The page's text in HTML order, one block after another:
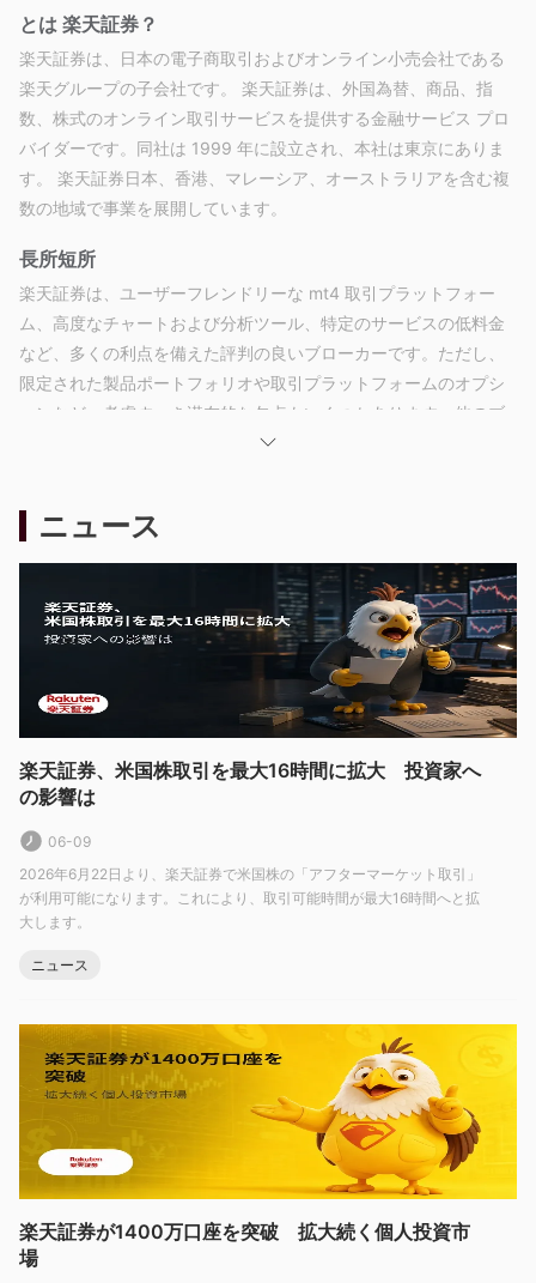
とは 楽天証券？
楽天証券は、日本の電子商取引およびオンライン小売会社である
楽天グループの子会社です。 楽天証券は、外国為替、商品、指
数、株式のオンライン取引サービスを提供する金融サービス プロ
バイダーです。同社は 1999 年に設立され、本社は東京にありま
す。 楽天証券日本、香港、マレーシア、オーストラリアを含む複
数の地域で事業を展開しています。
長所短所
楽天証券は、ユーザーフレンドリーな mt4 取引プラットフォー
ム、高度なチャートおよび分析ツール、特定のサービスの低料金
など、多くの利点を備えた評判の良いブローカーです。ただし、
限定された製品ポートフォリオや取引プラットフォームのオプシ
ョンなど、考慮すべき潜在的な欠点もいくつかあります。他のブ
ローカーと同様に、サービスを使用するかどうかを決定する前
注: これらの長所と短所は主観的なものであり、すべてを網羅し
ているわけではありません。ユーザーが異なれば、経験や意見も
楽天証券代替ブローカー
代わりのブローカーはたくさんあります 楽天証券トレーダーの特
定のニーズや好みに応じて異なります。一般的なオプションには
次のようなものがあります。
インタラクティブ・ブローカー: 米国に本拠を置くブローカ
ーで、低手数料で株式、オプション、先物、外国為替などの幅広
い金融商品へのアクセスを提供します。
サックスバンク
どの幅広い取引商品とプラットフォームを提供するデンマークの
投資銀行。
ォームと、株式、オプション、先物、外国為替などのさまざまな
スイスクオート: スイスに拠点を置くブローカーで、外国為
替、株式、オプション、先物などの幅広い金融商品へのアクセス
を提供します。
: 競争力のあるスプレッド、低い取引コスト、さまざま
な取引プラットフォームやツールへのアクセスを提供する世界的
な外国為替ブローカーです。
は 楽天証券安全ですか、それとも詐欺ですか？
楽天証券は、高い評判を持つ有名な日本の企業である楽天グルー
ニュース
楽天証券、米国株取引を最大16時間に拡大 投資家へ
の影響は
06-09
2026年6月22日より、楽天証券で米国株の「アフターマーケット取引」
が利用可能になります。これにより、取引可能時間が最大16時間へと拡
大します。
ニュース
楽天証券が1400万口座を突破 拡大続く個人投資市
場